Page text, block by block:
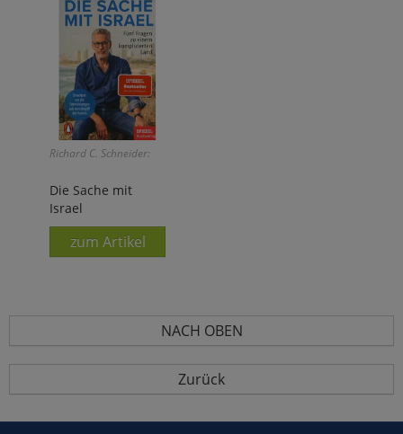
Richard C. Schneider:
Die Sache mit
Israel
zum Artikel
NACH OBEN
Zurück